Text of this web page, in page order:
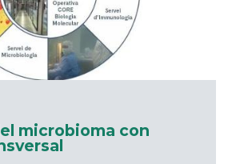
microbioma con